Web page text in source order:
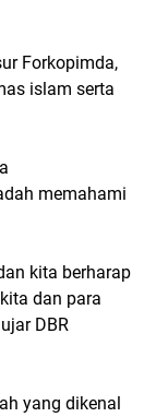
Forkopimda,
islam serta
memahami
kita berharap
dan para
DBR
yang dikenal